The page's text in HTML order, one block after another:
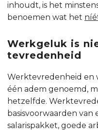
inhoudt, is het
benoemen wat het
Werkgeluk is
tevredenheid
Werktevredenheid en
één adem genoemd,
hetzelfde.
basisvoorwaarden van
salarispakket, goede